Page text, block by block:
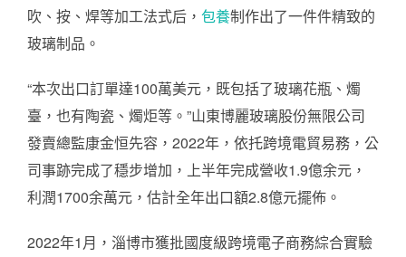
吹、按、焊等加工法式后， 包養制作出了一件件精致的
玻璃制品。
“本次出口訂單達100萬美元，既包括了玻璃花瓶、燭
臺，也有陶瓷、燭炬等。”山東博麗玻璃股份無限公司
發賣總監康金恒先容，2022年，依托跨境電貿易務，公
司事跡完成了穩步增加，上半年完成營收1.9億余元，
利潤1700余萬元，估計全年出口額2.8億元擺佈。
2022年1月，淄博市獲批國度級跨境電子商務綜合實驗